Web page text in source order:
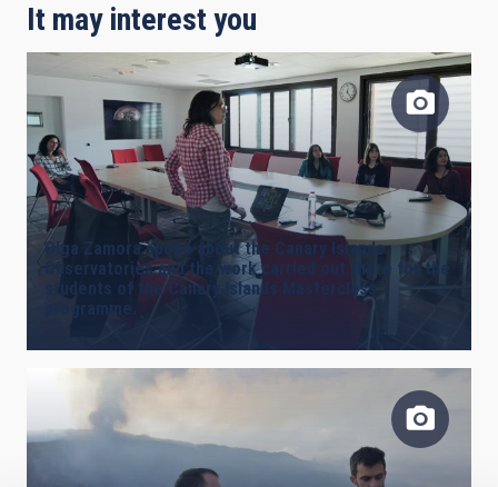
It may interest you
Olga Zamora spoke about the Canary Islands
Observatories and the work carried out there for the
students of the Canary Islands Masterclass
programme.